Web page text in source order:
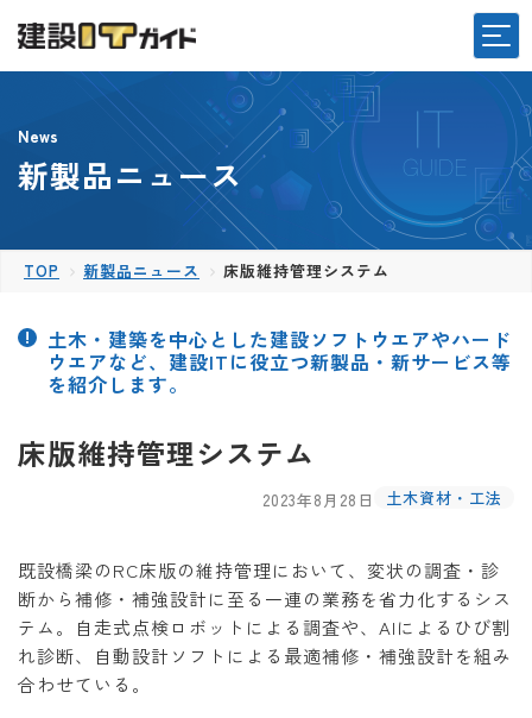
News
新製品ニュース
TOP 新製品ニュース 床版維持管理システム
土木・建築を中心とした建設ソフトウエアやハード
ウエアなど、建設ITに役立つ新製品・新サービス等
を紹介します。
床版維持管理システム
2023年8月28日 土木資材・工法
既設橋梁のRC床版の維持管理において、変状の調査・診
断から補修・補強設計に至る一連の業務を省力化するシス
テム。自走式点検ロボットによる調査や、AIによるひび割
れ診断、自動設計ソフトによる最適補修・補強設計を組み
合わせている。